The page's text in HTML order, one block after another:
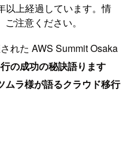
以上経過しています。情
注意ください。
れた AWS Summit Osaka
行の成功の秘訣語ります
ムラ様が語るクラウド移行